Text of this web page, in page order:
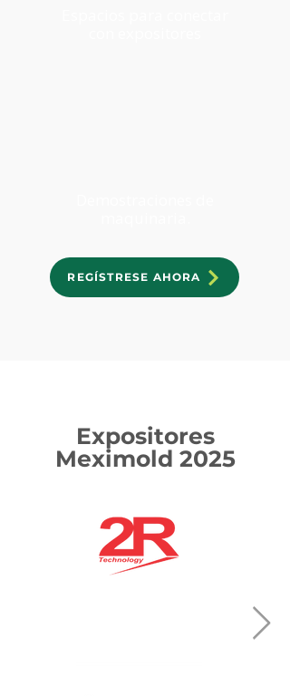
REGÍSTRESE AHORA
Expositores
Meximold 2025